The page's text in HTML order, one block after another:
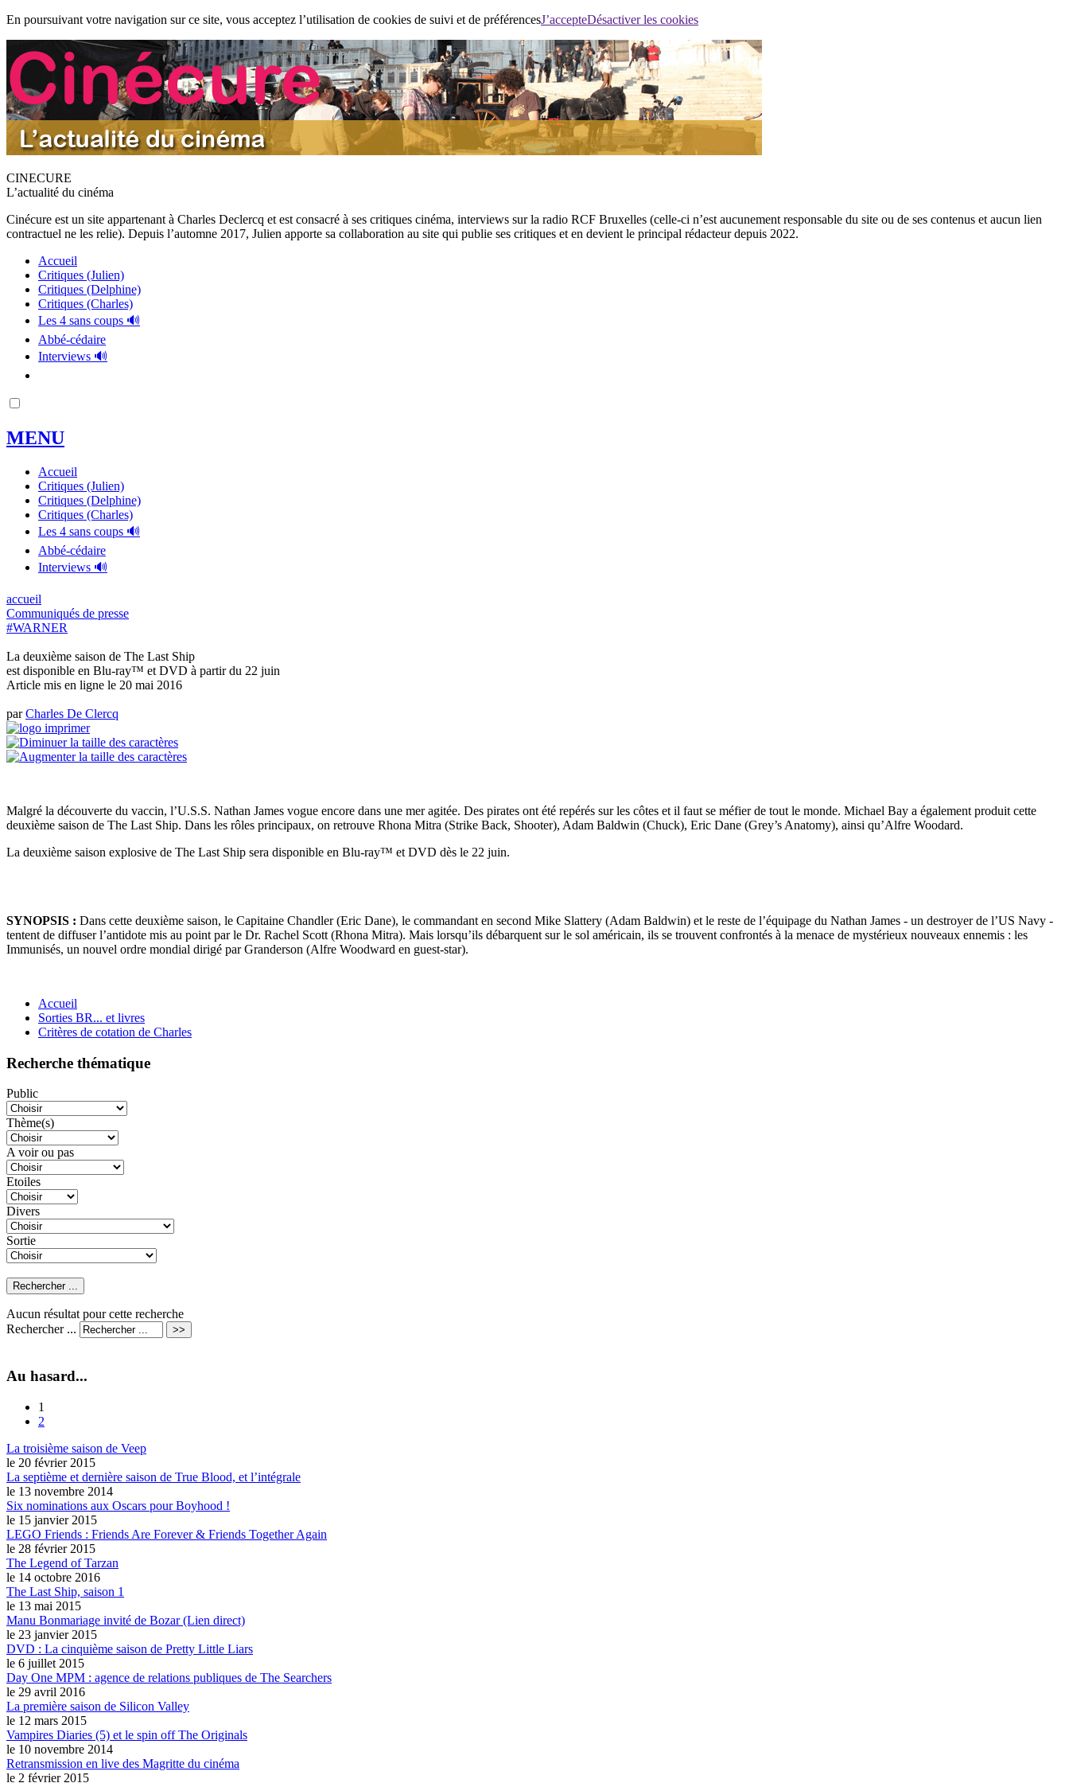
En poursuivant votre navigation sur ce site, vous acceptez l’utilisation de cookies de suivi et de préférencesJ’accepteDésactiver les cookies
CINECURE
L’actualité du cinéma
Cinécure est un site appartenant à Charles Declercq et est consacré à ses critiques cinéma, interviews sur la radio RCF Bruxelles (celle-ci n’est aucunement responsable du site ou de ses contenus et aucun lien
contractuel ne les relie). Depuis l’automne 2017, Julien apporte sa collaboration au site qui publie ses critiques et en devient le principal rédacteur depuis 2022.
Accueil
Critiques (Julien)
Critiques (Delphine)
Critiques (Charles)
Les 4 sans coups 🔊
Abbé-cédaire
Interviews 🔊
MENU
Accueil
Critiques (Julien)
Critiques (Delphine)
Critiques (Charles)
Les 4 sans coups 🔊
Abbé-cédaire
Interviews 🔊
accueil
Communiqués de presse
#WARNER
La deuxième saison de The Last Ship
est disponible en Blu-ray™ et DVD à partir du 22 juin
Article mis en ligne le 20 mai 2016
parCharles De Clercq
Malgré la découverte du vaccin, l’U.S.S. Nathan James vogue encore dans une mer agitée. Des pirates ont été repérés sur les côtes et il faut se méfier de tout le monde. Michael Bay a également produit cette
deuxième saison de The Last Ship. Dans les rôles principaux, on retrouve Rhona Mitra (Strike Back, Shooter), Adam Baldwin (Chuck), Eric Dane (Grey’s Anatomy), ainsi qu’Alfre Woodard.
La deuxième saison explosive de The Last Ship sera disponible en Blu-ray™ et DVD dès le 22 juin.
SYNOPSIS : Dans cette deuxième saison, le Capitaine Chandler (Eric Dane), le commandant en second Mike Slattery (Adam Baldwin) et le reste de l’équipage du Nathan James - un destroyer de l’US Navy -
tentent de diffuser l’antidote mis au point par le Dr. Rachel Scott (Rhona Mitra). Mais lorsqu’ils débarquent sur le sol américain, ils se trouvent confrontés à la menace de mystérieux nouveaux ennemis : les
Immunisés, un nouvel ordre mondial dirigé par Granderson (Alfre Woodward en guest-star).
Accueil
Sorties BR... et livres
Critères de cotation de Charles
Recherche thématique
Public
Thème(s)
A voir ou pas
Etoiles
Divers
Sortie
Aucun résultat pour cette recherche
Rechercher ...
Au hasard...
1
2
La troisième saison de Veep
le 20 février 2015
La septième et dernière saison de True Blood, et l’intégrale
le 13 novembre 2014
Six nominations aux Oscars pour Boyhood !
le 15 janvier 2015
LEGO Friends : Friends Are Forever & Friends Together Again
le 28 février 2015
The Legend of Tarzan
le 14 octobre 2016
The Last Ship, saison 1
le 13 mai 2015
Manu Bonmariage invité de Bozar (Lien direct)
le 23 janvier 2015
DVD : La cinquième saison de Pretty Little Liars
le 6 juillet 2015
Day One MPM : agence de relations publiques de The Searchers
le 29 avril 2016
La première saison de Silicon Valley
le 12 mars 2015
Vampires Diaries (5) et le spin off The Originals
le 10 novembre 2014
Retransmission en live des Magritte du cinéma
le 2 février 2015